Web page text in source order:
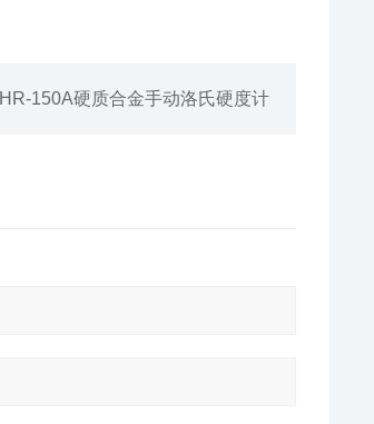
HR-150A硬质合金手动洛氏硬度计